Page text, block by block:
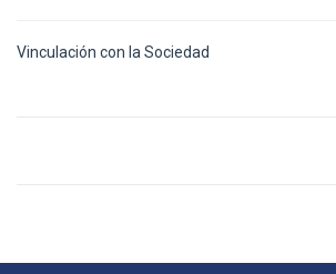
Vinculación con la Sociedad